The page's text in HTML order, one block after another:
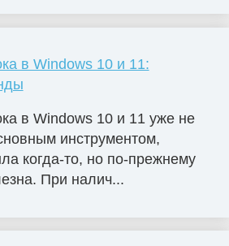
в Windows 10 и 11:
в Windows 10 и 11 уже не
инструментом,
когда-то, но по-прежнему
При налич...